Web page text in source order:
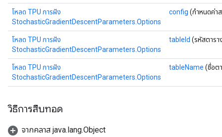
โหลด TPU การฝัง
StochasticGradientDescentParameters.Options
config (กำหนดค่า
โหลด TPU การฝัง
StochasticGradientDescentParameters.Options
tableId (รหัสตาร
โหลด TPU การฝัง
StochasticGradientDescentParameters.Options
tableName (ชื่อต
วิธีการสืบทอด
จากคลาส java.lang.Object